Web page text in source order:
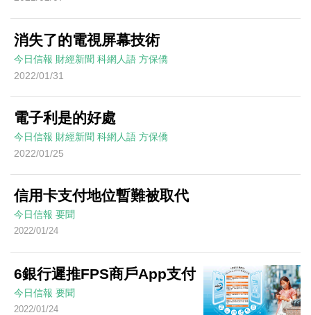
消失了的電視屏幕技術
今日信報 財經新聞 科網人語 方保僑
2022/01/31
電子利是的好處
今日信報 財經新聞 科網人語 方保僑
2022/01/25
信用卡支付地位暫難被取代
今日信報 要聞
2022/01/24
6銀行遲推FPS商戶App支付
今日信報 要聞
2022/01/24